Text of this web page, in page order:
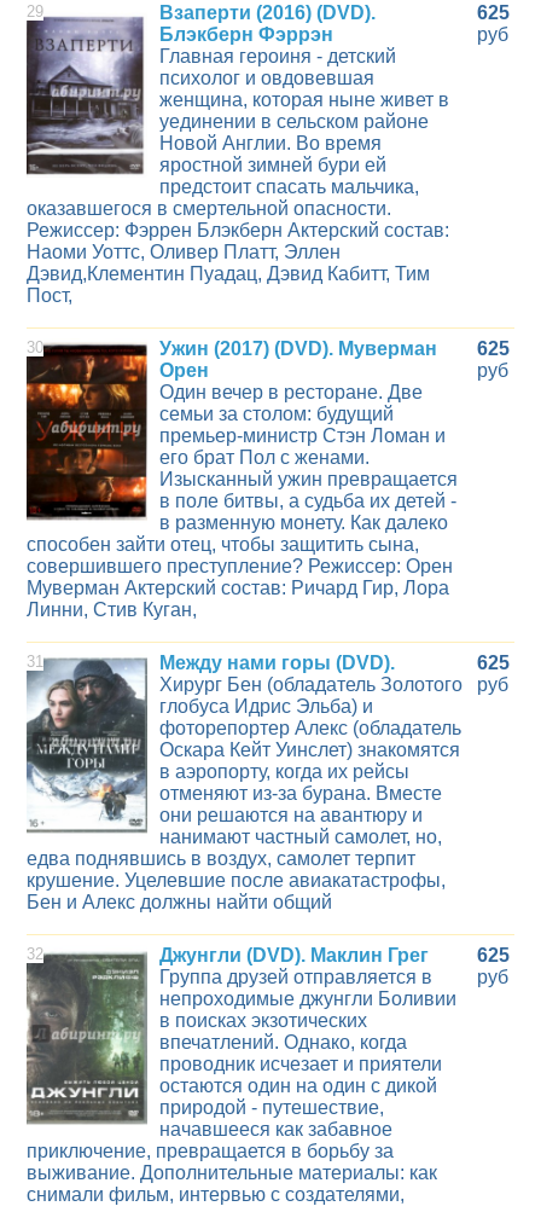
29
Взаперти (2016) (DVD).
Блэкберн Фэррэн
Главная героиня - детский
психолог и овдовевшая
женщина, которая ныне живет в
уединении в сельском районе
Новой Англии. Во время
яростной зимней бури ей
предстоит спасать мальчика,
оказавшегося в смертельной опасности.
Режиссер: Фэррен Блэкберн Актерский состав:
Наоми Уоттс, Оливер Платт, Эллен
Дэвид,Клементин Пуадац, Дэвид Кабитт, Тим
Пост,
625
руб
30
Ужин (2017) (DVD). Муверман
Орен
Один вечер в ресторане. Две
семьи за столом: будущий
премьер-министр Стэн Ломан и
его брат Пол с женами.
Изысканный ужин превращается
в поле битвы, а судьба их детей -
в разменную монету. Как далеко
способен зайти отец, чтобы защитить сына,
совершившего преступление? Режиссер: Орен
Муверман Актерский состав: Ричард Гир, Лора
Линни, Стив Куган,
625
руб
31
Между нами горы (DVD).
Хирург Бен (обладатель Золотого
глобуса Идрис Эльба) и
фоторепортер Алекс (обладатель
Оскара Кейт Уинслет) знакомятся
в аэропорту, когда их рейсы
отменяют из-за бурана. Вместе
они решаются на авантюру и
нанимают частный самолет, но,
едва поднявшись в воздух, самолет терпит
крушение. Уцелевшие после авиакатастрофы,
Бен и Алекс должны найти общий
625
руб
32
Джунгли (DVD). Маклин Грег
Группа друзей отправляется в
непроходимые джунгли Боливии
в поисках экзотических
впечатлений. Однако, когда
проводник исчезает и приятели
остаются один на один с дикой
природой - путешествие,
начавшееся как забавное
приключение, превращается в борьбу за
выживание. Дополнительные материалы: как
снимали фильм, интервью с создателями,
625
руб